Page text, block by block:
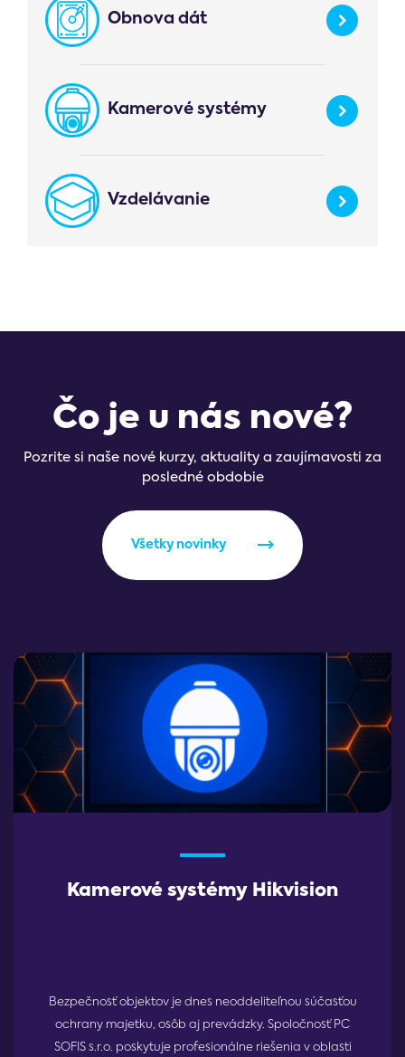
Obnova dát
Kamerové systémy
Vzdelávanie
Čo je u nás nové?
Pozrite si naše nové kurzy, aktuality a zaujímavosti za
posledné obdobie
Všetky novinky
Kamerové systémy Hikvision
Bezpečnosť objektov je dnes neoddeliteľnou súčasťou
ochrany majetku, osôb aj prevádzky. Spoločnosť PC
SOFIS s.r.o. poskytuje profesionálne riešenia v oblasti